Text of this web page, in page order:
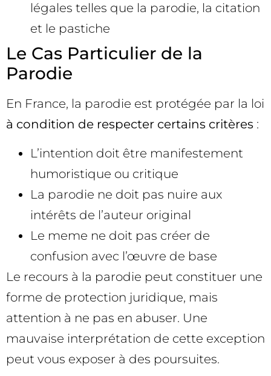
légales telles que la parodie, la citation
et le pastiche
Le Cas Particulier de la
Parodie
En France, la parodie est protégée par la loi
à condition de respecter certains critères :
L’intention doit être manifestement
humoristique ou critique
La parodie ne doit pas nuire aux
intérêts de l’auteur original
Le meme ne doit pas créer de
confusion avec l’œuvre de base
Le recours à la parodie peut constituer une
forme de protection juridique, mais
attention à ne pas en abuser. Une
mauvaise interprétation de cette exception
peut vous exposer à des poursuites.